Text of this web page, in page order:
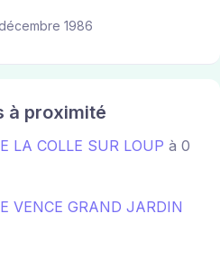
1986
à proximité
LA COLLE SUR LOUP à 0
VENCE GRAND JARDIN